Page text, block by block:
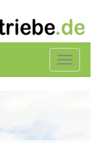
Toggle